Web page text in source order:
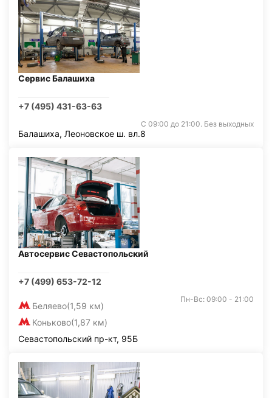
Сервис Балашиха
+7 (495) 431-63-63
С 09:00 до 21:00. Без выходных
Балашиха, Леоновское ш. вл.8
Автосервис Севастопольский
+7 (499) 653-72-12
Беляево(1,59 км)
Коньково(1,87 км)
Пн-Вс: 09:00 - 21:00
Севастопольский пр-кт, 95Б